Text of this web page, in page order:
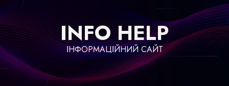
content
INFO HELP
ІНФОРМАЦІЙНИЙ САЙТ